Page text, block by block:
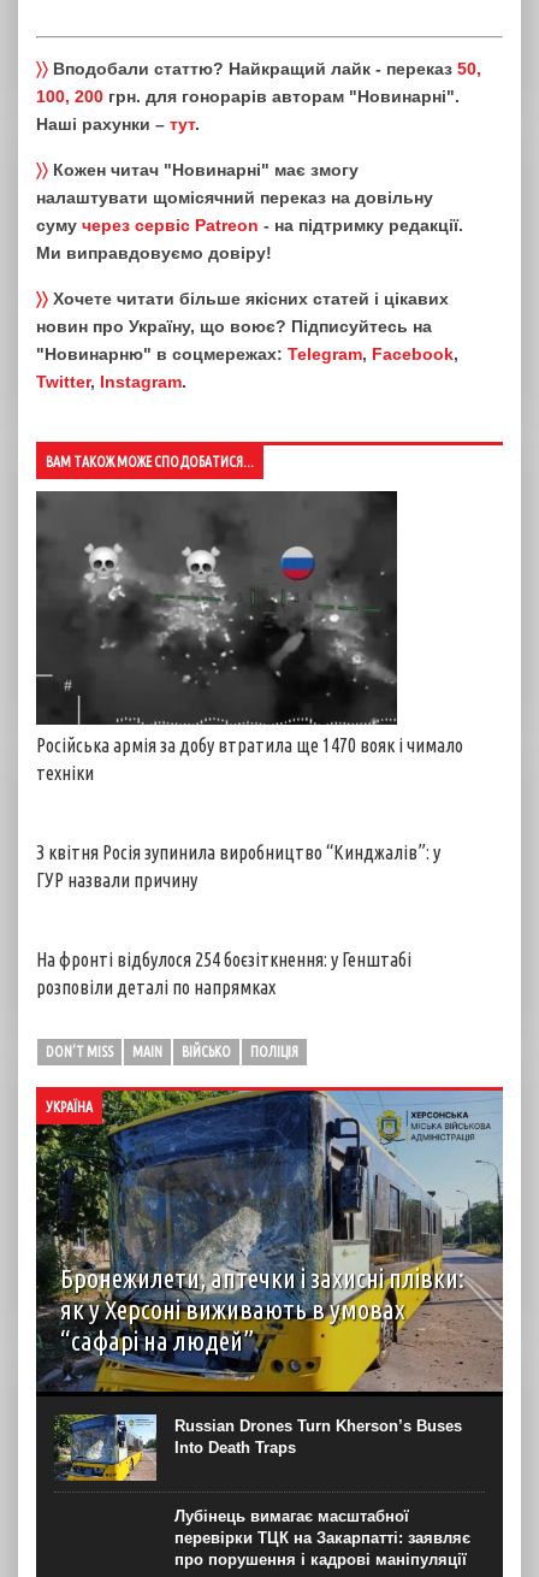
〉〉 Вподобали статтю? Найкращий лайк - переказ 50,
100, 200 грн. для гонорарів авторам "Новинарні".
Наші рахунки – тут.
〉〉 Кожен читач "Новинарні" має змогу
налаштувати щомісячний переказ на довільну
суму через сервіс Patreon - на підтримку редакції.
Ми виправдовуємо довіру!
〉〉 Хочете читати більше якісних статей і цікавих
новин про Україну, що воює? Підписуйтесь на
"Новинарню" в соцмережах: Telegram, Facebook,
Twitter, Instagram.
ВАМ ТАКОЖ МОЖЕ СПОДОБАТИСЯ...
Російська армія за добу втратила ще 1470 вояк і чимало
техніки
З квітня Росія зупинила виробництво “Кинджалів”: у
ГУР назвали причину
На фронті відбулося 254 боєзіткнення: у Генштабі
розповіли деталі по напрямках
DON'T MISS MAIN ВІЙСЬКО ПОЛІЦІЯ
УКРАЇНА
Бронежилети, аптечки і захисні плівки:
як у Херсоні виживають в умовах
“сафарі на людей”
автор: Вірджинія Нгуєн Хоанг (Virginie Nguyen Hoang)
бельгійська журналістка з Херсону для “Новинарні“
Термін “сафарі на людей” (human safari) – явище з 1990-
х часів Боснійської війни, коли, за...
Russian Drones Turn Kherson’s Buses
Into Death Traps
Лубінець вимагає масштабної
перевірки ТЦК на Закарпатті: заявляє
про порушення і кадрові маніпуляції